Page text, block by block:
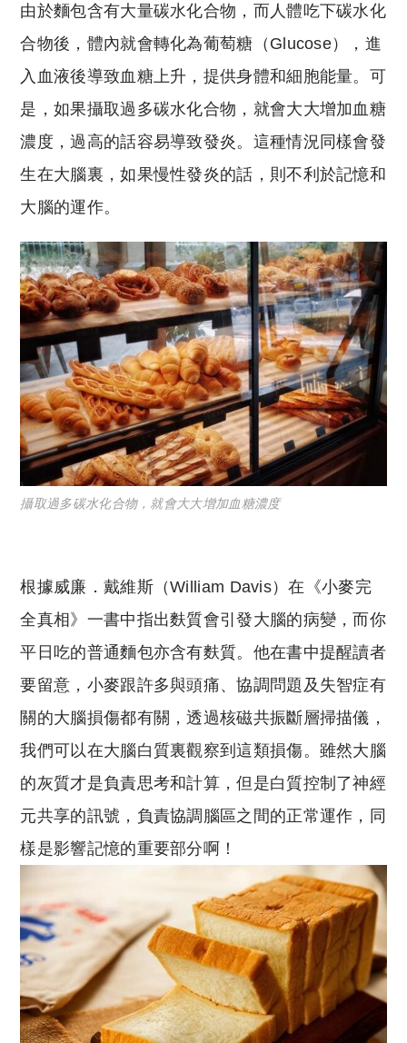
由於麵包含有大量碳水化合物，而人體吃下碳水化
合物後，體內就會轉化為葡萄糖（Glucose），進
入血液後導致血糖上升，提供身體和細胞能量。可
是，如果攝取過多碳水化合物，就會大大增加血糖
濃度，過高的話容易導致發炎。這種情況同樣會發
生在大腦裏，如果慢性發炎的話，則不利於記憶和
大腦的運作。
攝取過多碳水化合物，就會大大增加血糖濃度
根據威廉．戴維斯（William Davis）在《小麥完
全真相》一書中指出麩質會引發大腦的病變，而你
平日吃的普通麵包亦含有麩質。他在書中提醒讀者
要留意，小麥跟許多與頭痛、協調問題及失智症有
關的大腦損傷都有關，透過核磁共振斷層掃描儀，
我們可以在大腦白質裏觀察到這類損傷。雖然大腦
的灰質才是負責思考和計算，但是白質控制了神經
元共享的訊號，負責協調腦區之間的正常運作，同
樣是影響記憶的重要部分啊！